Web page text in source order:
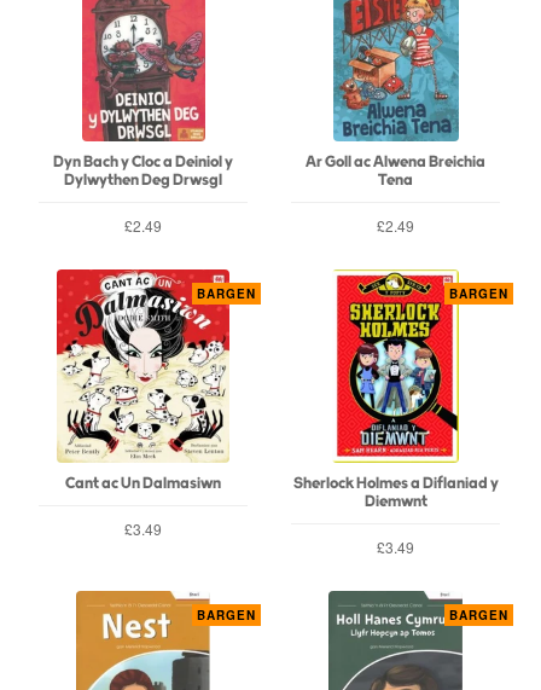
Dyn Bach y Cloc a Deiniol y
Dylwythen Deg Drwsgl
£2.49
Ar Goll ac Alwena Breichia
Tena
£2.49
Cant ac Un Dalmasiwn
£3.49
BARGEN
Sherlock Holmes a Diflaniad y
Diemwnt
£3.49
BARGEN
BARGEN BARGEN